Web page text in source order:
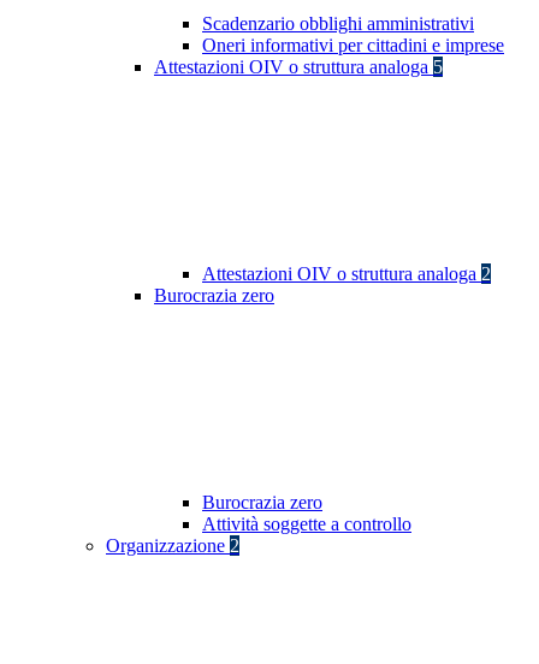
Scadenzario obblighi amministrativi
Oneri informativi per cittadini e imprese
Attestazioni OIV o struttura analoga 5
Attestazioni OIV o struttura analoga 2
Burocrazia zero
Burocrazia zero
Attività soggette a controllo
Organizzazione 2